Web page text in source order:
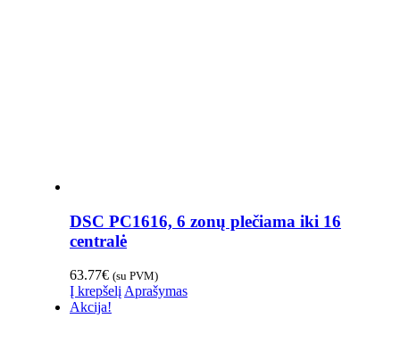
DSC PC1616, 6 zonų plečiama iki 16
centralė
63.77€ (su PVM)
Į krepšelį Aprašymas
Akcija!